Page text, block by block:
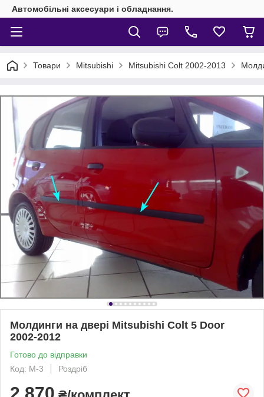
Автомобільні аксесуари і обладнання.
Товари Mitsubishi Mitsubishi Colt 2002-2013
Молдинги на двері Mitsubishi Colt 5 Door
2002-2012
Готово до відправки
Код: M-3
Роздріб
2 870